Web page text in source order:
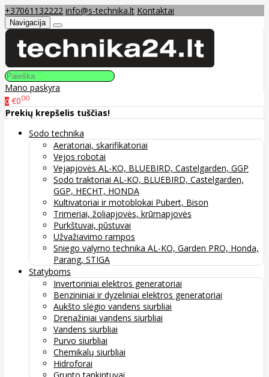
+37061132222 info@s-technika.lt Kontaktai
Navigacija
Mano paskyra
0 €000
Prekių krepšelis tuščias!
Sodo technika
Aeratoriai, skarifikatoriai
Vejos robotai
Vejapjovės AL-KO, BLUEBIRD, Castelgarden, GGP
Sodo traktoriai AL-KO, BLUEBIRD, Castelgarden,
GGP, HECHT, HONDA
Kultivatoriai ir motoblokai Pubert, Bison
Trimeriai, žoliapjovės, krūmapjovės
Purkštuvai, pūstuvai
Užvažiavimo rampos
Sniego valymo technika AL-KO, Garden PRO, Honda,
Parang, STIGA
Statyboms
Invertoriniai elektros generatoriai
Benzininiai ir dyzeliniai elektros generatoriai
Aukšto slėgio vandens siurbliai
Drenažiniai vandens siurbliai
Vandens siurbliai
Purvo siurbliai
Chemikalų siurbliai
Hidroforai
Grunto tankintuvai